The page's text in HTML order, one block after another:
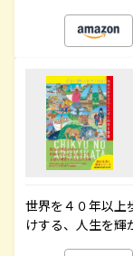
世界を４０年以上
けする、人生を輝